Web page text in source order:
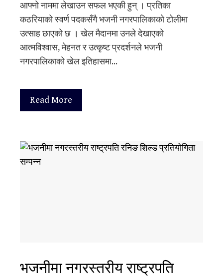
आफ्नो नाममा लेखाउन सफल भएकी हुन् । प्रतिका
कठरियाको स्वर्ण पदकसँगै भजनी नगरपालिकाको टोलीमा
उत्साह छाएको छ । खेल मैदानमा उनले देखाएको
आत्मविश्वास, मेहनत र उत्कृष्ट प्रदर्शनले भजनी
नगरपालिकाको खेल इतिहासमा…
Read More
भजनीमा नगरस्तरीय राष्ट्रपति